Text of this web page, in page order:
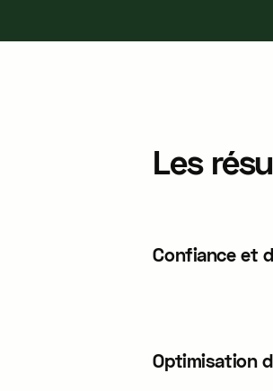
Les
Confiance et
Optimisation